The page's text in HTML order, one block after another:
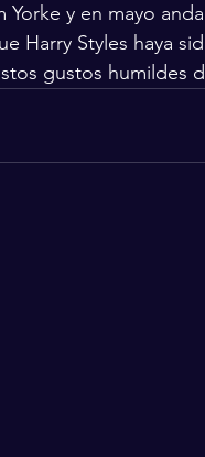
y en mayo
Harry Styles haya
gustos humildes